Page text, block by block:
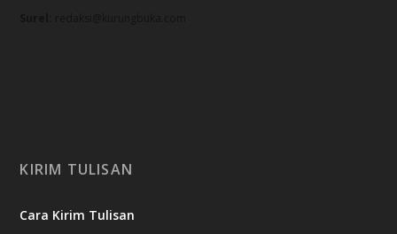
KIRIM TULISAN
Cara Kirim Tulisan